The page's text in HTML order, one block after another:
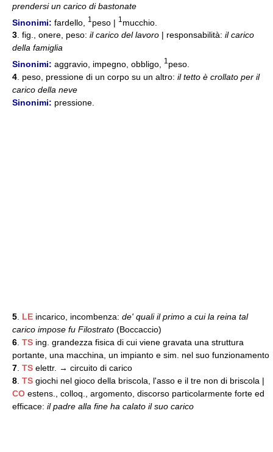
prendersi un carico di bastonate
Sinonimi: fardello, 1 peso | 1 mucchio.
3. fig., onere, peso: il carico del lavoro | responsabilità: il carico
della famiglia
Sinonimi: aggravio, impegno, obbligo, 1 peso.
4 . peso, pressione di un corpo su un altro: il tetto è crollato per il
carico della neve
Sinonimi: pressione.
5 LE incarico, incombenza: de' quali il primo a cui la reina tal
carico impose fu Filostrato (Boccaccio)
6 TS ing. grandezza fisica di cui viene gravata una struttura
portante, una macchina, un impianto e sim. nel suo funzionamento
7 TS elettr. → circuito di carico
8 TS giochi nel gioco della briscola, l'asso e il tre non di briscola |
CO estens., colloq., argomento, discorso particolarmente forte ed
efficace: il padre alla fine ha calato il suo carico